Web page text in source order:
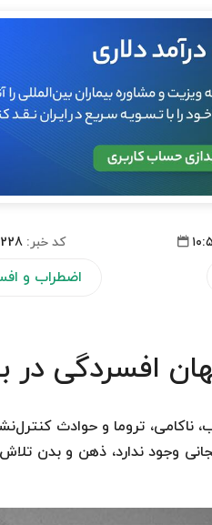
کد خبر:
اضطراب و
افسردگی در
ناکامی، تروما و حوادث
وجود ندارد، ذهن و بدن